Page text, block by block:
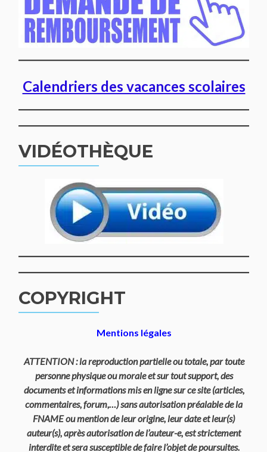
Calendriers des vacances scolaires
VIDÉOTHÈQUE
COPYRIGHT
Mentions légales
ATTENTION : la reproduction partielle ou totale, par toute
personne physique ou morale et sur tout support, des
documents et informations mis en ligne sur ce site (articles,
commentaires, forum,…) sans autorisation préalable de la
FNAME ou mention de leur origine, leur date et leur(s)
auteur(s), après autorisation de l’auteur-e, est strictement
interdite et sera susceptible de faire l’objet de poursuites.